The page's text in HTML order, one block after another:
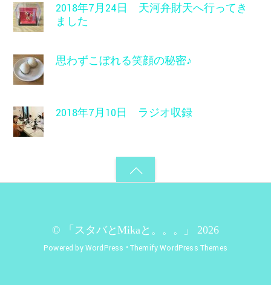
2018年7月24日 天河弁財天へ行ってき
ました
思わずこぼれる笑顔の秘密♪
2018年7月10日 ラジオ収録
© 「スタバとMikaと。。。」 2026
Powered byWordPress • Themify WordPress Themes